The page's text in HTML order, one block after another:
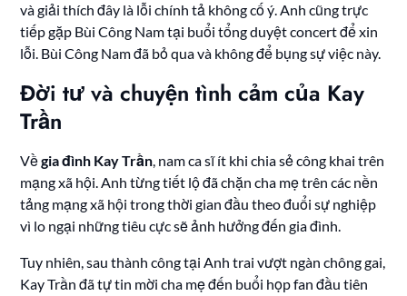
và giải thích đây là lỗi chính tả không cố ý. Anh cũng trực
tiếp gặp Bùi Công Nam tại buổi tổng duyệt concert để xin
lỗi. Bùi Công Nam đã bỏ qua và không để bụng sự việc này.
Đời tư và chuyện tình cảm của Kay
Trần
Vềgia đình Kay Trần, nam ca sĩ ít khi chia sẻ công khai trên
mạng xã hội. Anh từng tiết lộ đã chặn cha mẹ trên các nền
tảng mạng xã hội trong thời gian đầu theo đuổi sự nghiệp
vì lo ngại những tiêu cực sẽ ảnh hưởng đến gia đình.
Tuy nhiên, sau thành công tại Anh trai vượt ngàn chông gai,
Kay Trần đã tự tin mời cha mẹ đến buổi họp fan đầu tiên